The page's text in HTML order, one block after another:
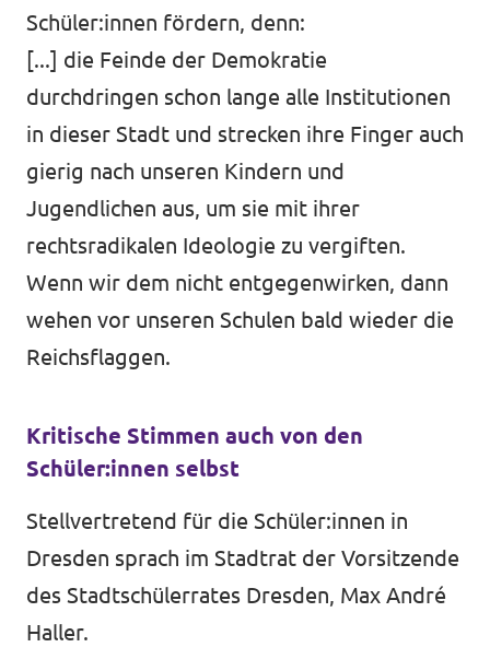
Schüler:innen fördern, denn:
[...] die Feinde der Demokratie
durchdringen schon lange alle Institutionen
in dieser Stadt und strecken ihre Finger auch
gierig nach unseren Kindern und
Jugendlichen aus, um sie mit ihrer
rechtsradikalen Ideologie zu vergiften.
Wenn wir dem nicht entgegenwirken, dann
wehen vor unseren Schulen bald wieder die
Reichsflaggen.
Kritische Stimmen auch von den
Schüler:innen selbst
Stellvertretend für die Schüler:innen in
Dresden sprach im Stadtrat der Vorsitzende
des Stadtschülerrates Dresden, Max André
Haller.